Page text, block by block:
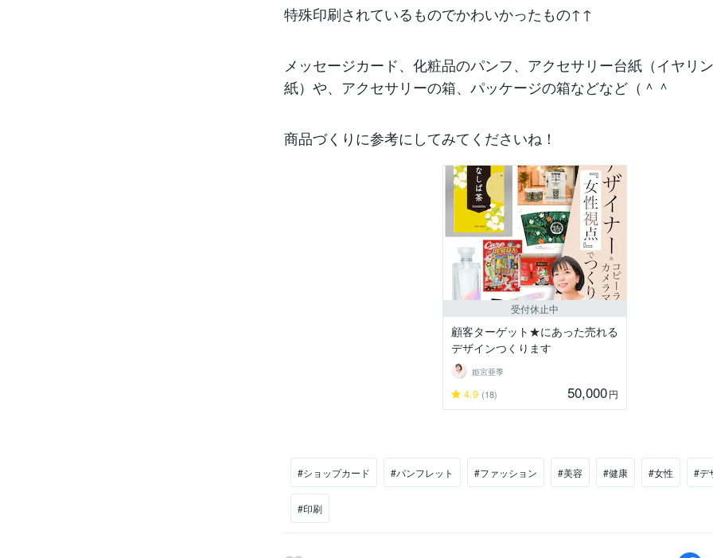
特殊印刷されているものでかわいかったもの↑↑
メッセージカード、化粧品のパンフ、アクセサリー台紙（イヤリ
紙）や、アクセサリーの箱、パッケージの箱などなど（＾＾
商品づくりに参考にしてみてくださいね！
受付休止中
顧客ターゲット★にあった売れる
デザインつくります
姫宮亜季
4.9 (18) 50,000円
#ショップカード #パンフレット #ファッション #美容 #健康 #女性 #デ
#印刷